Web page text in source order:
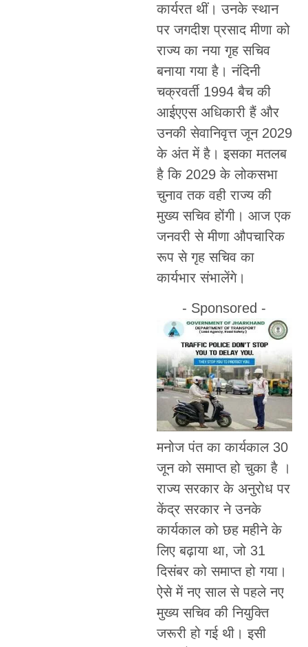
कार्यरत थीं। उनके स्थान
पर जगदीश प्रसाद मीणा को
राज्य का नया गृह सचिव
बनाया गया है। नंदिनी
चक्रवर्ती 1994 बैच की
आईएएस अधिकारी हैं और
उनकी सेवानिवृत्त जून 2029
के अंत में है। इसका मतलब
है कि 2029 के लोकसभा
चुनाव तक वही राज्य की
मुख्य सचिव होंगी। आज एक
जनवरी से मीणा औपचारिक
रूप से गृह सचिव का
कार्यभार संभालेंगे।
- Sponsored -
मनोज पंत का कार्यकाल 30
जून को समाप्त हो चुका है ।
राज्य सरकार के अनुरोध पर
केंद्र सरकार ने उनके
कार्यकाल को छह महीने के
लिए बढ़ाया था, जो 31
दिसंबर को समाप्त हो गया।
ऐसे में नए साल से पहले नए
मुख्य सचिव की नियुक्ति
जरूरी हो गई थी। इसी